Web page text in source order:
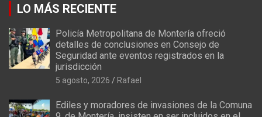
LO MÁS RECIENTE
Policía Metropolitana de Montería ofreció
detalles de conclusiones en Consejo de
Seguridad ante eventos registrados en la
jurisdicción
5 agosto, 2026 Rafael
Ediles y moradores de invasiones de la Comuna